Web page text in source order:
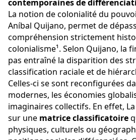
contemporaines de
La notion de colonialité du
Aníbal Quijano, permet de
compréhension strictement
colonialisme¹. Selon Quijano, la
pas entraîné la disparition des
classification raciale et de
Celles-ci se sont reconfigurées
modernes, les économies
imaginaires collectifs. En effet,
sur une matrice classificatoire
physiques, culturels ou